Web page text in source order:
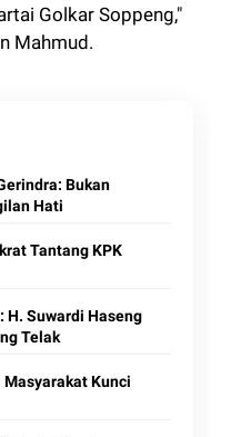
Golkar Soppeng,"
Mahmud.
Bukan
Hati
Tantang KPK
H. Suwardi Haseng
Telak
Kunci